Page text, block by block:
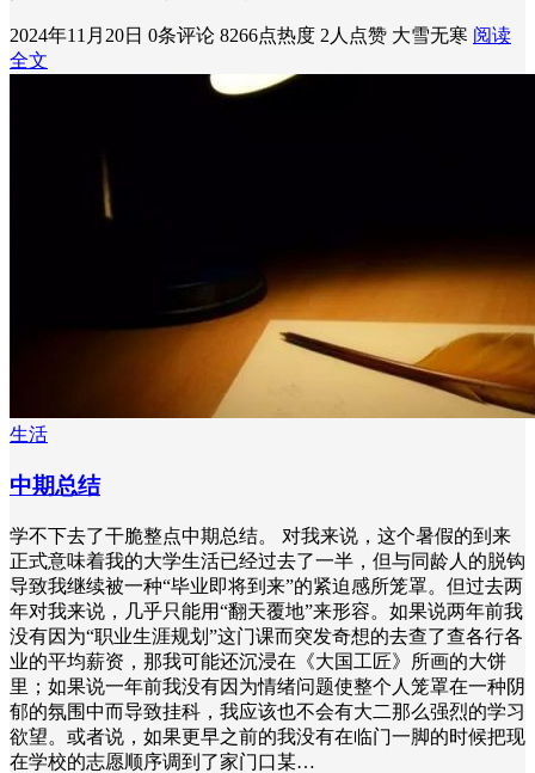
2024年11月20日 0条评论 8266点热度 2人点赞 大雪无寒 阅读
全文
生活
中期总结
学不下去了干脆整点中期总结。 对我来说，这个暑假的到来
正式意味着我的大学生活已经过去了一半，但与同龄人的脱钩
导致我继续被一种“毕业即将到来”的紧迫感所笼罩。但过去两
年对我来说，几乎只能用“翻天覆地”来形容。如果说两年前我
没有因为“职业生涯规划”这门课而突发奇想的去查了查各行各
业的平均薪资，那我可能还沉浸在《大国工匠》所画的大饼
里；如果说一年前我没有因为情绪问题使整个人笼罩在一种阴
郁的氛围中而导致挂科，我应该也不会有大二那么强烈的学习
欲望。或者说，如果更早之前的我没有在临门一脚的时候把现
在学校的志愿顺序调到了家门口某…